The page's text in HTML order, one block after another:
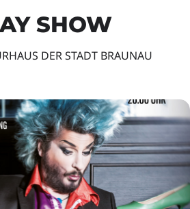
SHOW
DER STADT BRAUNAU